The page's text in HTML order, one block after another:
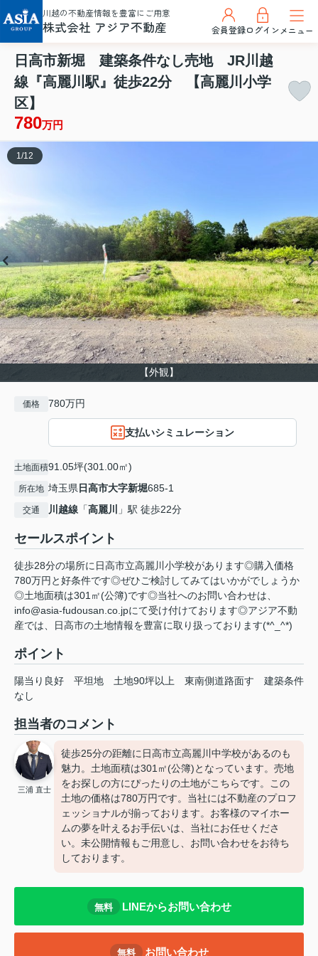
川越の不動産情報を豊富にご用意
株式会社 アジア不動産 会員登録ログインメニュー
日高市新堀 建築条件なし売地 JR川越
線『高麗川駅』徒歩22分 【高麗川小学
区】
780万円
【外観】
1 /12
価格 780万円
支払いシミュレーション
土地面積91.05坪(301.00㎡)
所在地 埼玉県 日高市大字新堀685-1
交通 川越線 「高麗川 」駅 徒歩22分
セールスポイント
徒歩28分の場所に日高市立高麗川小学校があります◎購入価格
780万円と好条件です◎ぜひご検討してみてはいかがでしょうか
◎土地面積は301㎡(公簿)です◎当社へのお問い合わせは、
info@asia-fudousan.co.jpにて受け付けております◎アジア不動
産では、日高市の土地情報を豊富に取り扱っております(*^_^*)
ポイント
陽当り良好 平坦地 土地90坪以上 東南側道路面す
建築条件
なし
担当者のコメント
三浦 直士
徒歩25分の距離に日高市立高麗川中学校があるのも
魅力。土地面積は301㎡(公簿)となっています。売地
をお探しの方にぴったりの土地がこちらです。この
土地の価格は780万円です。当社には不動産のプロフ
ェッショナルが揃っております。お客様のマイホー
ムの夢を叶えるお手伝いは、当社にお任せくださ
い。未公開情報もご用意し、お問い合わせをお待ち
しております。
無料 LINEからお問い合わせ
無料 お問い合わせ